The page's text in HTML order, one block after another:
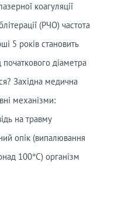
коагуляції
(РЧО) частота
5 років становить
діаметра
Західна медична
механізми:
на травму
опік (випалювання
100°C) організм